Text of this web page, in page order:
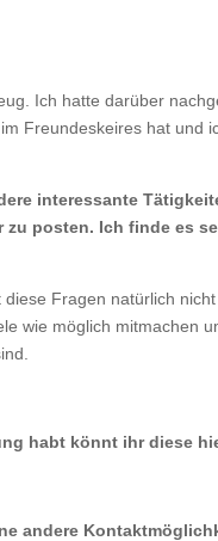
Ich hatte darüber
Freundeskeires hat und
interessante
posten. Ich finde es
Fragen natürlich
wie möglich mitmachen
habt könnt ihr diese
andere